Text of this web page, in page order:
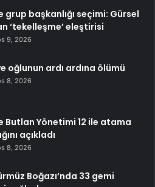
grup başkanlığı seçimi: Gürsel
‘tekelleşme’ eleştirisi
9, 2026
oğlunun ardı ardına ölümü
8, 2026
Butlan Yönetimi 12 ile atama
açıkladı
8, 2026
Boğazı’nda 33 gemi